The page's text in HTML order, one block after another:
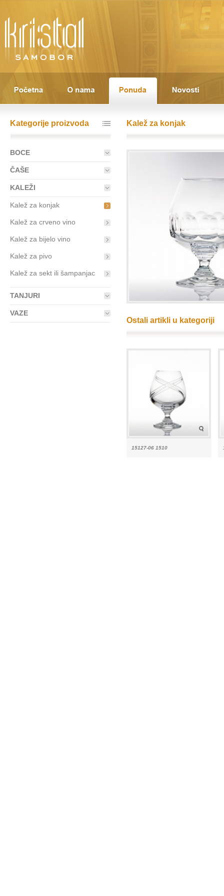
Kategorije proizvoda
BOCE
ČAŠE
KALEŽI
Kalež za konjak
Kalež za crveno vino
Kalež za bijelo vino
Kalež za pivo
Kalež za sekt ili šampanjac
TANJURI
VAZE
Kalež za konjak
Ostali artikli u kategoriji
15127-06 1510